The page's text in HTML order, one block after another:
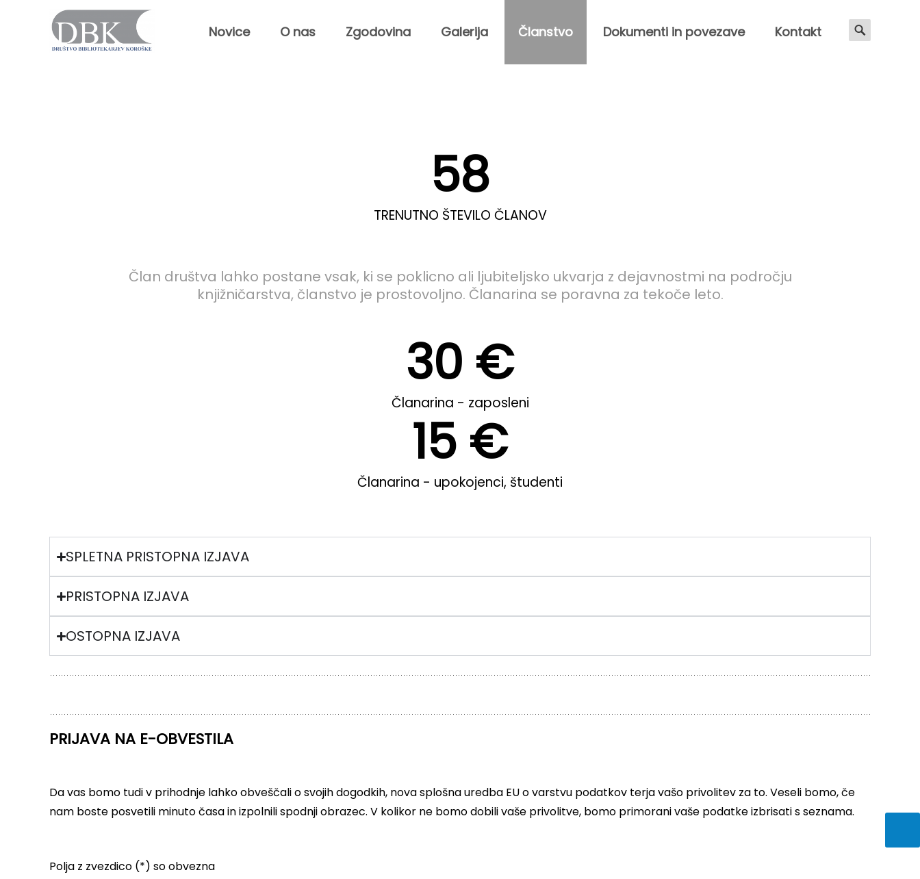
Novice O nas Zgodovina Galerija Članstvo Dokumenti in povezave Kontakt
TRENUTNO ŠTEVILO ČLANOV
58
Član društva lahko postane vsak, ki se poklicno ali ljubiteljsko ukvarja z dejavnostmi na področju
knjižničarstva, članstvo je prostovoljno. Članarina se poravna za tekoče leto.
Članarina - zaposleni
30 €
Članarina - upokojenci, študenti
15 €
SPLETNA PRISTOPNA IZJAVA
PRISTOPNA IZJAVA
OSTOPNA IZJAVA
PRIJAVA NA E-OBVESTILA
Da vas bomo tudi v prihodnje lahko obveščali o svojih dogodkih, nova splošna uredba EU o varstvu podatkov terja vašo privolitev za to. Veseli bomo, če
nam boste posvetili minuto časa in izpolnili spodnji obrazec. V kolikor ne bomo dobili vaše privolitve, bomo primorani vaše podatke izbrisati s seznama.
Polja z zvezdico (*) so obvezna